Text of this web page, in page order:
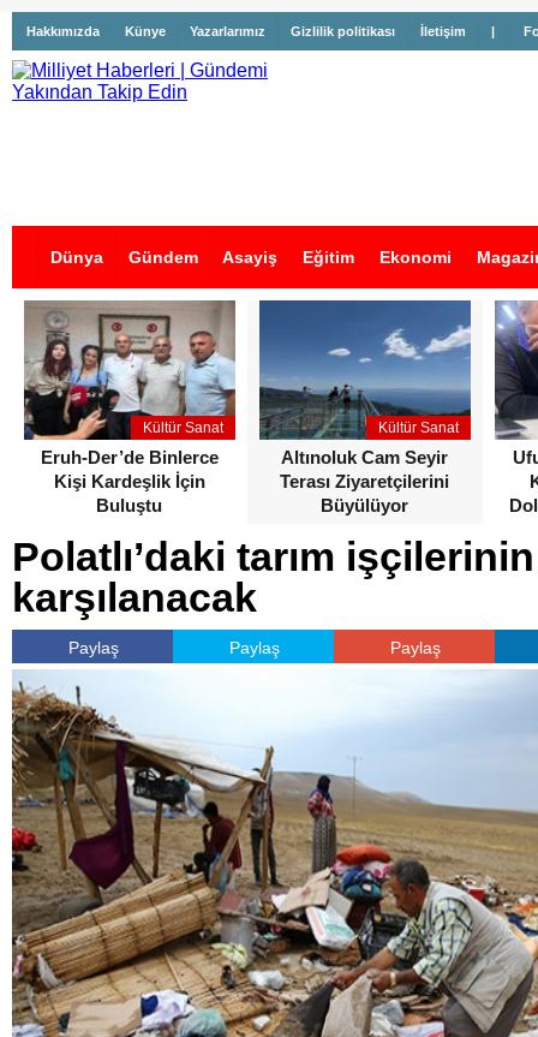
Hakkımızda Künye Yazarlarımız Gizlilik politikası İletişim |
Dünya Gündem Asayiş Eğitim Ekonomi
İş İlanları
Kültür Sanat
Eruh-Der’de Binlerce
Kişi Kardeşlik İçin
Buluştu
Kültür Sanat
Altınoluk Cam Seyir
Terası Ziyaretçilerini
Büyülüyor
Polatlı’daki tarım
karşılanacak
Paylaş Paylaş Paylaş